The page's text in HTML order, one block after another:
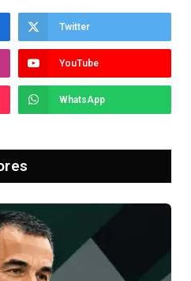
Twitter
YouTube
WhatsApp